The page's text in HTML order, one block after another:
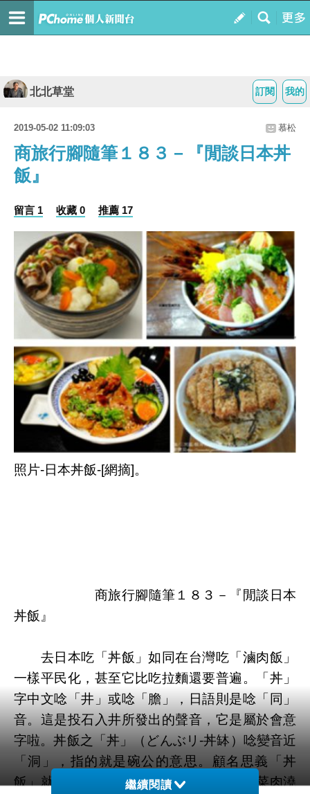
我的
訂閱
北北草堂
2019-05-02 11:09:03 慕松
商旅行腳隨筆１８３－『閒談日本丼
飯』
留言 1 收藏 0 推薦 17
照片-日本丼飯-[網摘]。
商旅行腳隨筆 １８３－『閒談日本
丼飯』
去日本吃「丼飯」如同在台灣吃「滷肉飯」
一樣平民化，甚至它比吃拉麵還要普遍。「丼」
字中文唸「井」或唸「膽」，日語則是唸「同」
音。這是投石入井所發出的聲音，它是屬於會意
字啦。丼飯之 「丼 」（ どんぶリ-丼缽）唸變音近
「洞」， 指的就是碗公的意思。顧名思義
「丼
飯」就是用碗公裝的飯，又因飯上舖一層菜肉澆
繼續閱讀